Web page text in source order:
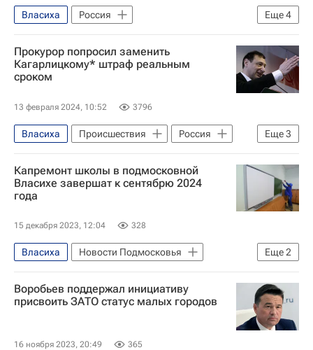
Еще4
Власиха
Россия
Московская область (Подмосковье)
Ракетные войска стратегического назначения
Следственный комитет России (СК РФ)
Вооруженные силы Украины
Прокурор попросил заменить
Кагарлицкому* штраф реальным
сроком
13 февраля 2024, 10:52 3796
Еще3
Власиха Происшествия
Россия
Сыктывкар
Борис Кагарлицкий
Капремонт школы в подмосковной
Власихе завершат к сентябрю 2024
года
15 декабря 2023, 12:04 328
Еще2
Власиха
Новости Подмосковья
Московская область (Подмосковье)
Андрей Воробьев
Воробьев поддержал инициативу
присвоить ЗАТО статус малых городов
16 ноября 2023, 20:49 365